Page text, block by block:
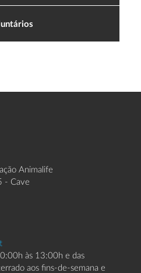
Animalife
- Cave
às 13:00h e das
aos fins-de-semana e